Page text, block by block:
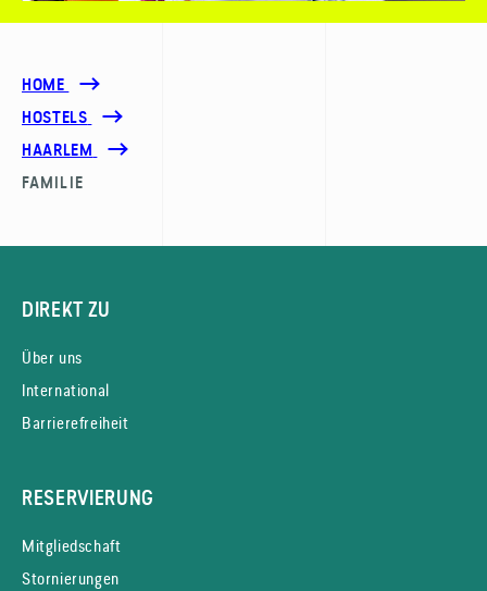
HOME
HOSTELS
HAARLEM
FAMILIE
DIREKT ZU
Über uns
International
Barrierefreiheit
RESERVIERUNG
Mitgliedschaft
Stornierungen